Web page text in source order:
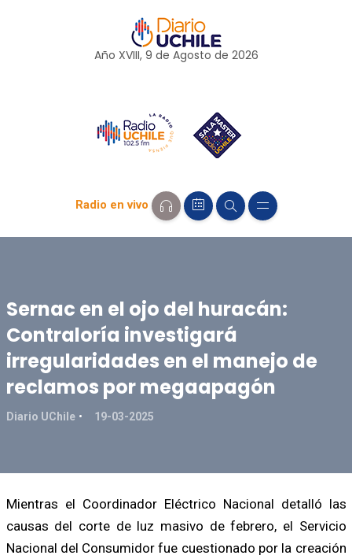
Año XVIII, 9 de Agosto de 2026
Radio en vivo
Sernac en el ojo del huracán:
Contraloría investigará
irregularidades en el manejo de
reclamos por megaapagón
Diario UChile 19-03-2025
Mientras el Coordinador Eléctrico Nacional detalló las
causas del corte de luz masivo de febrero, el Servicio
Nacional del Consumidor fue cuestionado por la creación